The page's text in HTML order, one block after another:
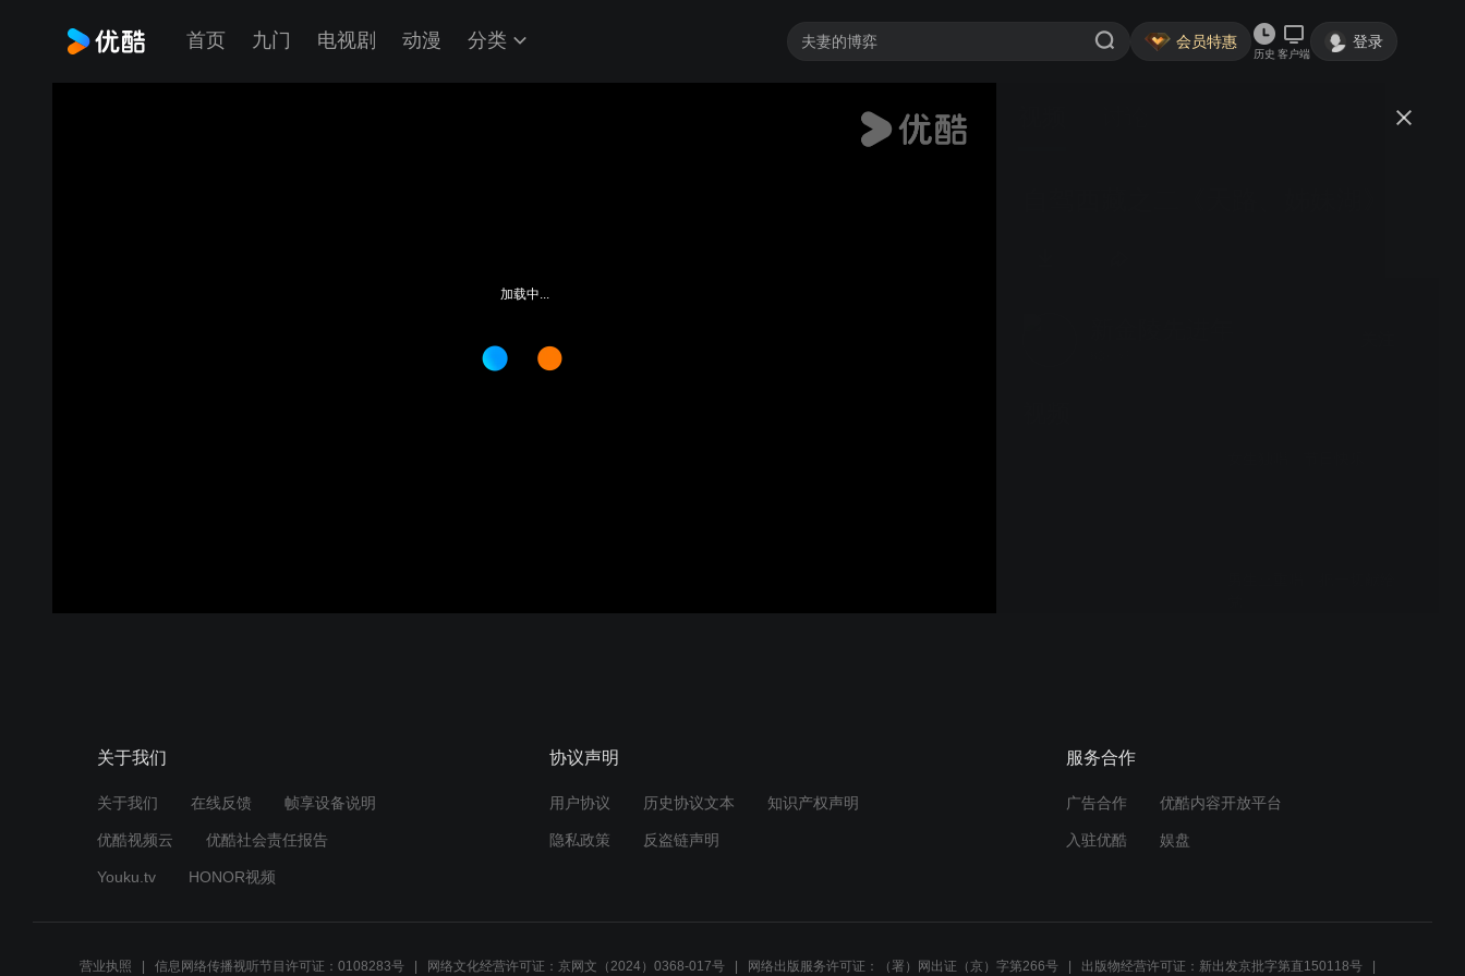
首页 九门 电视剧 动漫 分类 会员特惠
历史 客户端
登录
加载中...
关于我们
关于我们 在线反馈 帧享设备说明
优酷视频云 优酷社会责任报告
Youku.tv HONOR视频
协议声明
用户协议 历史协议文本 知识产权声明
隐私政策 反盗链声明
服务合作
广告合作 优酷内容开放平台
入驻优酷 娱盘
营业执照 信息网络传播视听节目许可证：0108283号 网络文化经营许可证：京网文（2024）0368-017号 网络出版服务许可证：（署）网出证（京）字第266号 出版物经营许可证：新出发京批字第直150118号